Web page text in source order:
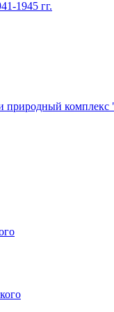
1945 гг.
природный комплекс